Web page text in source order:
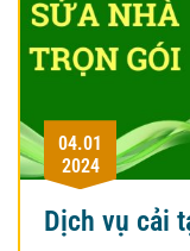
04.01
2024
Dịch vụ cải